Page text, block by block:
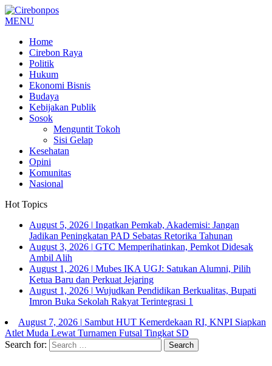
MENU
Home
Cirebon Raya
Politik
Hukum
Ekonomi Bisnis
Budaya
Kebijakan Publik
Sosok
Menguntit Tokoh
Sisi Gelap
Kesehatan
Opini
Komunitas
Nasional
Hot Topics
August 5, 2026 | Ingatkan Pemkab, Akademisi: Jangan
Jadikan Peningkatan PAD Sebatas Retorika Tahunan
August 3, 2026 | GTC Memperihatinkan, Pemkot Didesak
Ambil Alih
August 1, 2026 | Mubes IKA UGJ: Satukan Alumni, Pilih
Ketua Baru dan Perkuat Jejaring
August 1, 2026 | Wujudkan Pendidikan Berkualitas, Bupati
Imron Buka Sekolah Rakyat Terintegrasi 1
August 7, 2026 | Sambut HUT Kemerdekaan RI, KNPI Siapkan
Atlet Muda Lewat Turnamen Futsal Tingkat SD
Search for: